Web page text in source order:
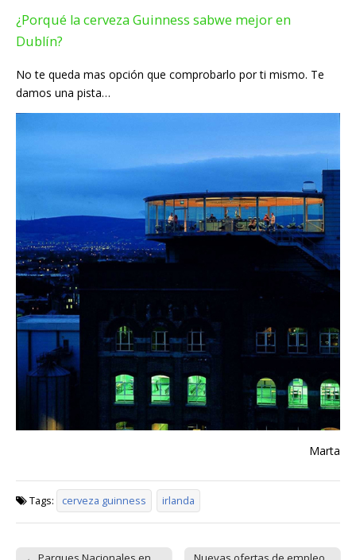
¿Porqué la cerveza Guinness sabwe mejor en
Dublín?
No te queda mas opción que comprobarlo por ti mismo. Te
damos una pista…
Marta
Tags: cerveza guinness irlanda